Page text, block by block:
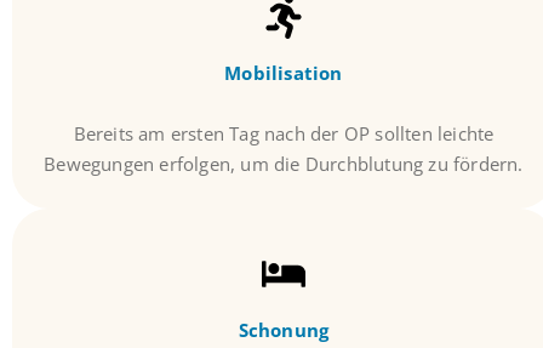
Mobilisation
Bereits am ersten Tag nach der OP sollten leichte
Bewegungen erfolgen, um die Durchblutung zu fördern.
Schonung